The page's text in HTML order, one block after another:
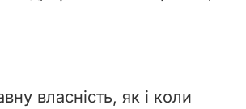
власність, як і коли